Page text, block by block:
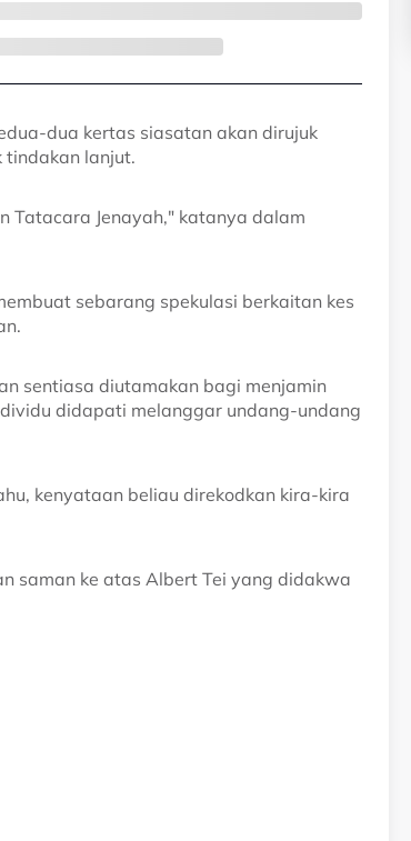
dua kertas siasatan akan dirujuk
tindakan lanjut.
Tatacara Jenayah," katanya dalam
sebarang spekulasi berkaitan kes
sentiasa diutamakan bagi menjamin
didapati melanggar undang-undang
kenyataan beliau direkodkan kira-kira
saman ke atas Albert Tei yang didakwa